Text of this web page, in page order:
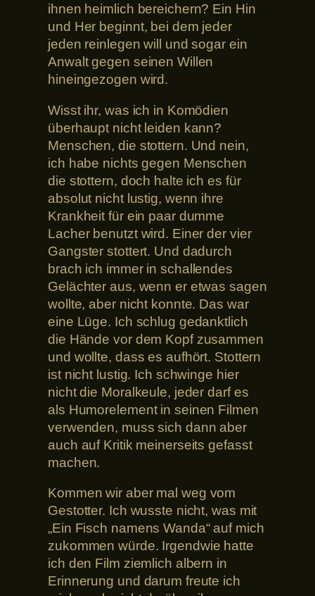
ihnen heimlich bereichern? Ein Hin
und Her beginnt, bei dem jeder
jeden reinlegen will und sogar ein
Anwalt gegen seinen Willen
hineingezogen wird.
Wisst ihr, was ich in Komödien
überhaupt nicht leiden kann?
Menschen, die stottern. Und nein,
ich habe nichts gegen Menschen
die stottern, doch halte ich es für
absolut nicht lustig, wenn ihre
Krankheit für ein paar dumme
Lacher benutzt wird. Einer der vier
Gangster stottert. Und dadurch
brach ich immer in schallendes
Gelächter aus, wenn er etwas sagen
wollte, aber nicht konnte. Das war
eine Lüge. Ich schlug gedanktlich
die Hände vor dem Kopf zusammen
und wollte, dass es aufhört. Stottern
ist nicht lustig. Ich schwinge hier
nicht die Moralkeule, jeder darf es
als Humorelement in seinen Filmen
verwenden, muss sich dann aber
auch auf Kritik meinerseits gefasst
machen.
Kommen wir aber mal weg vom
Gestotter. Ich wusste nicht, was mit
„Ein Fisch namens Wanda“ auf mich
zukommen würde. Irgendwie hatte
ich den Film ziemlich albern in
Erinnerung und darum freute ich